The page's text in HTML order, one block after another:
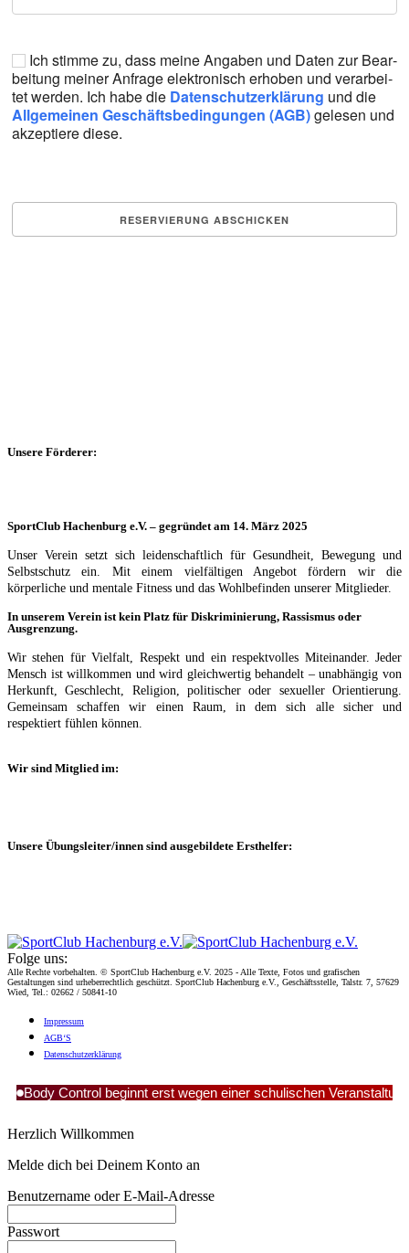
Ich stim­me zu, dass mei­ne Anga­ben und Daten zur Bear­
bei­tung mei­ner Anfra­ge elek­tro­nisch erho­ben und ver­ar­bei­
tet wer­den. Ich habe die Daten­schutz­er­klä­rung und die
All­ge­mei­nen Geschäfts­be­din­gun­gen (AGB)gele­sen und
akzep­tie­re die­se.
Unsere Förderer:
SportClub Hachenburg e.V. – gegründet am 14. März 2025
Unser Verein setzt sich leidenschaftlich für Gesundheit, Bewegung und
Selbstschutz ein. Mit einem vielfältigen Angebot fördern wir die
körperliche und mentale Fitness und das Wohlbefinden unserer Mitglieder.
In unserem Verein ist kein Platz für Diskriminierung, Rassismus oder
Ausgrenzung.
Wir stehen für Vielfalt, Respekt und ein respektvolles Miteinander. Jeder
Mensch ist willkommen und wird gleichwertig behandelt – unabhängig von
Herkunft, Geschlecht, Religion, politischer oder sexueller Orientierung.
Gemeinsam schaffen wir einen Raum, in dem sich alle sicher und
respektiert fühlen können.
Wir sind Mitglied im:
Unsere Übungsleiter/innen sind ausgebildete Ersthelfer:
Folge uns:
Alle Rechte vorbehalten. © SportClub Hachenburg e.V. 2025 - Alle Texte, Fotos und grafischen
Gestaltungen sind urheberrechtlich geschützt. SportClub Hachenburg e.V., Geschäftsstelle, Talstr. 7, 57629
Wied, Tel.: 02662 / 50841-10
Impres­sum
AGB‘S
Daten­schutz­er­klä­rung
Body Control beginnt erst wegen einer schulischen
Herzlich Willkommen
Melde dich bei Deinem Konto an
Benutzername oder E-Mail-Adresse
Passwort